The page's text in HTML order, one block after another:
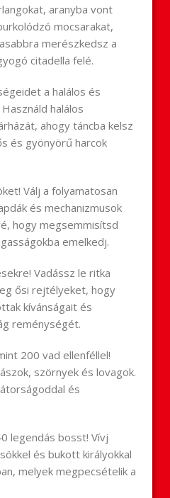
aranyba vont
mocsarakat,
merészkedsz a
citadella felé.
a halálos és
halálos
ahogy táncba kelsz
és gyönyörű harcok
Válj a folyamatosan
és mechanizmusok
hogy megsemmisítsd
emelkedj.
Vadássz le ritka
ősi rejtélyeket, hogy
kívánságait és
reménységét.
200 vad ellenféllel!
szörnyek és lovagok.
és
legendás bosst! Vívj
és bukott királyokkal
melyek megpecsételik a